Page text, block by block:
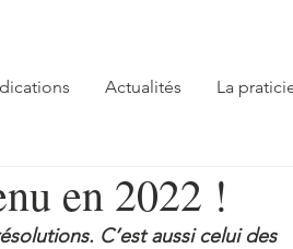
Actualités La
en 2022 !
C’est aussi celui des